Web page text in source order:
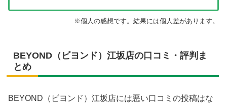
※個人の感想です。結果には個人差があります。
BEYOND（ビヨンド）江坂店の口コミ・評判ま
とめ
BEYOND（ビヨンド）江坂店には悪い口コミの投稿はな